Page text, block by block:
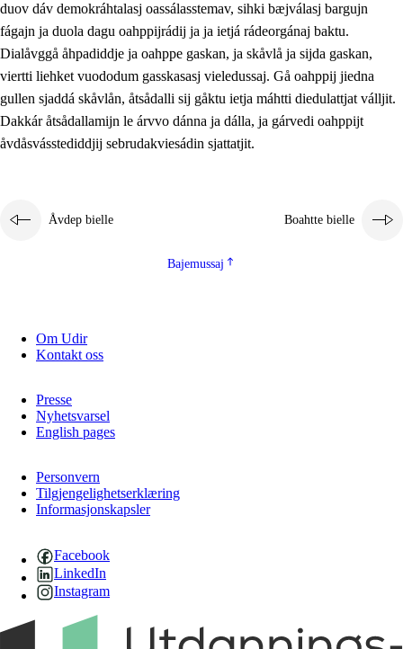
duov dáv demokráhtalasj oassálasstemav, sihki bæjválasj bargujn
fágajn ja duola dagu oahppijrádij ja ja ietjá rádeorgánaj baktu.
Dialåvggå åhpadiddje ja oahppe gaskan, ja skåvlå ja sijda gaskan,
viertti liehket vuododum gasskasasj vieledussaj. Gå oahppij jiedna
gullen sjaddá skåvlån, åtsådalli sij gåktu ietja máhtti diedulattjat válljit.
Dakkár åtsådallamijn le árvvo dánna ja dálla, ja gárvedi oahppijt
åvdåsvásstediddjij sebrudakviesádin sjattatjit.
Åvdep bielle Boahtte bielle
Bajemussaj
Om Udir
Kontakt oss
Presse
Nyhetsvarsel
English pages
Personvern
Tilgjengelighetserklæring
Informasjonskapsler
Facebook
LinkedIn
Instagram